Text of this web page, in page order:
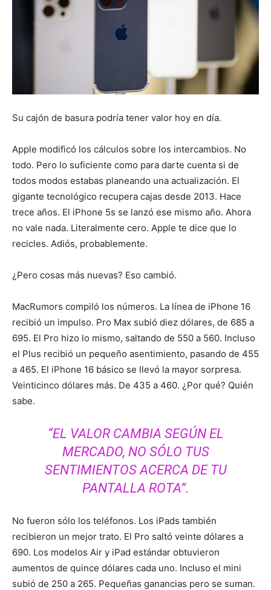
Su cajón de basura podría tener valor hoy en día.
Apple modificó los cálculos sobre los intercambios. No
todo. Pero lo suficiente como para darte cuenta si de
todos modos estabas planeando una actualización. El
gigante tecnológico recupera cajas desde 2013. Hace
trece años. El iPhone 5s se lanzó ese mismo año. Ahora
no vale nada. Literalmente cero. Apple te dice que lo
recicles. Adiós, probablemente.
¿Pero cosas más nuevas? Eso cambió.
MacRumors compiló los números. La línea de iPhone 16
recibió un impulso. Pro Max subió diez dólares, de 685 a
695. El Pro hizo lo mismo, saltando de 550 a 560. Incluso
el Plus recibió un pequeño asentimiento, pasando de 455
a 465. El iPhone 16 básico se llevó la mayor sorpresa.
Veinticinco dólares más. De 435 a 460. ¿Por qué? Quién
sabe.
“EL VALOR CAMBIA SEGÚN EL
MERCADO, NO SÓLO TUS
SENTIMIENTOS ACERCA DE TU
PANTALLA ROTA”.
No fueron sólo los teléfonos. Los iPads también
recibieron un mejor trato. El Pro saltó veinte dólares a
690. Los modelos Air y iPad estándar obtuvieron
aumentos de quince dólares cada uno. Incluso el mini
subió de 250 a 265. Pequeñas ganancias pero se suman.